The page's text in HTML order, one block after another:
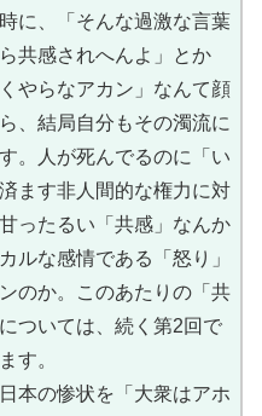
に、「そんな過激な言葉
共感されへんよ」とか
やらなアカン」なんて顔
、結局自分もその濁流に
。人が死んでるのに「い
ます非人間的な権力に対
ったるい「共感」なんか
ルな感情である「怒り」
のか。このあたりの「共
ついては、続く第2回で
す。
本の惨状を「大衆はアホ